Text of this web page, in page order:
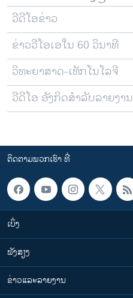
ວີດີໂອຂ່າວ
ຂ່າວວີໂອເອໃນ 60 ວິນາທີ
ວິທະຍາສາດ-ເທັກໂນໂລຈີ
ວີດີໂອ ອັງກິດສຳລັບລາຍງານ
ຕິດຕາມພວກເຮົາ ທີ່
ເບິ່ງ
ຟັງສຽງ
ຂ່າວແລະລາຍງານ